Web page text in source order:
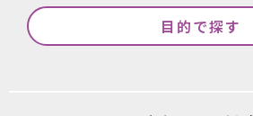
目的で探す